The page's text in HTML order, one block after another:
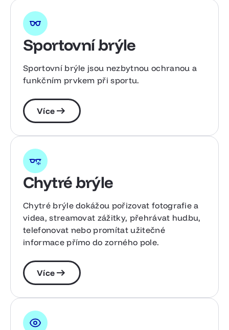
Sportovní brýle
Sportovní brýle jsou nezbytnou ochranou a
funkčním prvkem při sportu.
Více
Chytré brýle
Chytré brýle dokážou pořizovat fotografie a
videa, streamovat zážitky, přehrávat hudbu,
telefonovat nebo promítat užitečné
informace přímo do zorného pole.
Více